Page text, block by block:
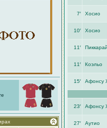
7′ Хосио
10′ Хосио
11′
11′ Коэльо
15′ Афонсу
23′ Афонсу
27′ Аутио